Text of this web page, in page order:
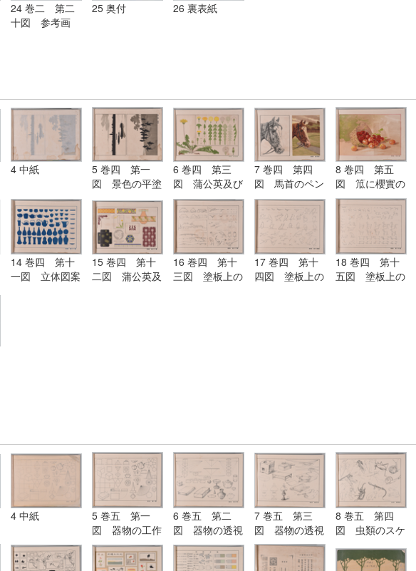
24 巻二 第二
十図 参考画
25 奥付 26 裏表紙
4 中紙
5 巻四 第一
図 景色の平塗
画
6 巻四 第三
図 蒲公英及び
其考案画
7 巻四 第四
図 馬首のペン
画と水彩画
8 巻四 第五
図 笟に櫻實の
水彩画
14 巻四 第十
一図 立体図案
15 巻四 第十
二図 蒲公英及
16 巻四 第十
三図 塗板上の
17 巻四 第十
四図 塗板上の
18 巻四 第十
五図 塗板上の
4 中紙
5 巻五 第一
図 器物の工作
図
6 巻五 第二
図 器物の透視
画
7 巻五 第三
図 器物の透視
画
8 巻五 第四
図 虫類のスケ